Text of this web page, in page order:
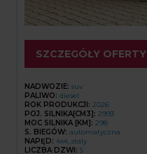
NADWOZIE: suv
PALIWO: diesel
ROK PRODUKCJI: 2026
POJ. SILNIKA[CM3]: 2993
MOC SILNIKA [KM]: 298
S. BIEGÓW: automatyczna
NAPĘD: 4x4_staly
LICZBA DZWI: 5
SZCZEGÓŁY OFERTY